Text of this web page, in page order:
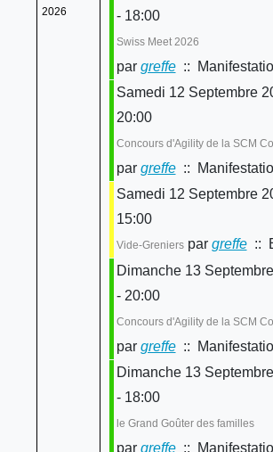
2026
- 18:00
Swiss Meet 2026
par greffe::
Samedi 12 Septembre
20:00
Concours d'Agility de la SCM
par greffe::
Samedi 12 Septembre
15:00
Vide-Grenierspar greffe::
Dimanche 13
- 20:00
Concours d'Agility de la SCM
par greffe::
Dimanche 13
- 18:00
le Grand Goûter des familles
par greffe::